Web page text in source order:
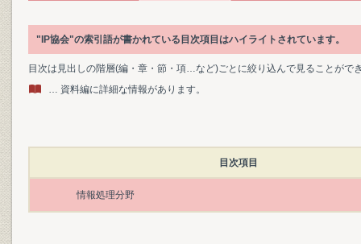
"IP協会"の索引語が書かれている目次項目はハイライトされています。
目次は見出しの階層(編・章・節・項…など)ごとに絞り込んで見ることがで
… 資料編に詳細な情報があります。
目次項目
情報処理分野